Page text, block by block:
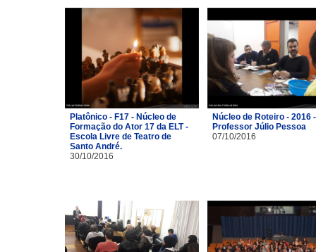
Platônico - F17 - Núcleo de
Formação do Ator 17 da ELT -
Escola Livre de Teatro de
Santo André.
30/10/2016
Núcleo de Roteiro - 2016 -
Professor Júlio Pessoa
07/10/2016